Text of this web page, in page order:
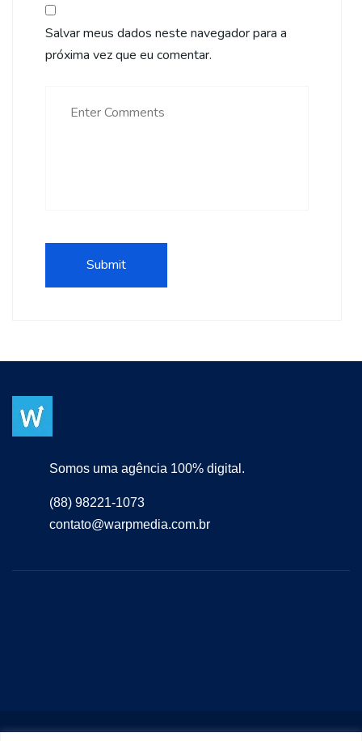
Salvar meus dados neste navegador para a
próxima vez que eu comentar.
Somos uma agência 100% digital.
(88) 98221-1073
contato@warpmedia.com.br